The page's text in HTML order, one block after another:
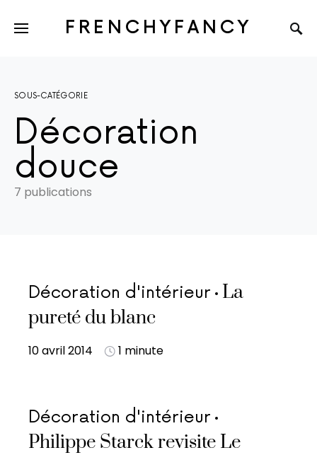
FRENCHYFANCY
SOUS-CATÉGORIE
Décoration
douce
7 publications
Décoration d'intérieur
La
pureté du blanc
10 avril 2014 1 minute
Décoration d'intérieur
Philippe Starck revisite Le